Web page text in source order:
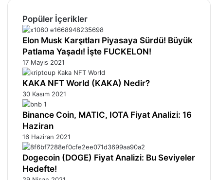
Popüler İçerikler
Elon Musk Karşıtları Piyasaya Sürdü! Büyük
Patlama Yaşadı! İşte FUCKELON!
17 Mayıs 2021
KAKA NFT World (KAKA) Nedir?
30 Kasım 2021
Binance Coin, MATIC, IOTA Fiyat Analizi: 16
Haziran
16 Haziran 2021
Dogecoin (DOGE) Fiyat Analizi: Bu Seviyeler
Hedefte!